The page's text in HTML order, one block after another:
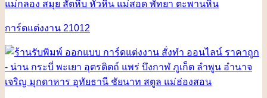
การ์ดแต่งงาน 21012